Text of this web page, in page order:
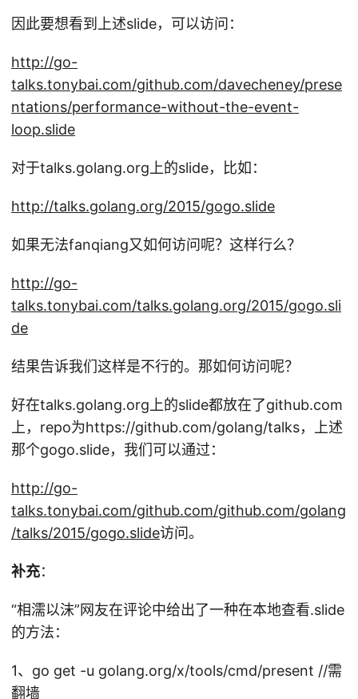
因此要想看到上述slide，可以访问：
http://go-
talks.tonybai.com/github.com/davecheney/prese
ntations/performance-without-the-event-
loop.slide
对于talks.golang.org上的slide，比如：
http://talks.golang.org/2015/gogo.slide
如果无法fanqiang又如何访问呢？这样行么？
http://go-
talks.tonybai.com/talks.golang.org/2015/gogo.sli
de
结果告诉我们这样是不行的。那如何访问呢？
好在talks.golang.org上的slide都放在了github.com
上，repo为https://github.com/golang/talks，上述
那个gogo.slide，我们可以通过：
http://go-
talks.tonybai.com/github.com/github.com/golang
/talks/2015/gogo.slide访问。
补充：
“相濡以沫”网友在评论中给出了一种在本地查看.slide
的方法：
1、go get -u golang.org/x/tools/cmd/present //需
翻墙